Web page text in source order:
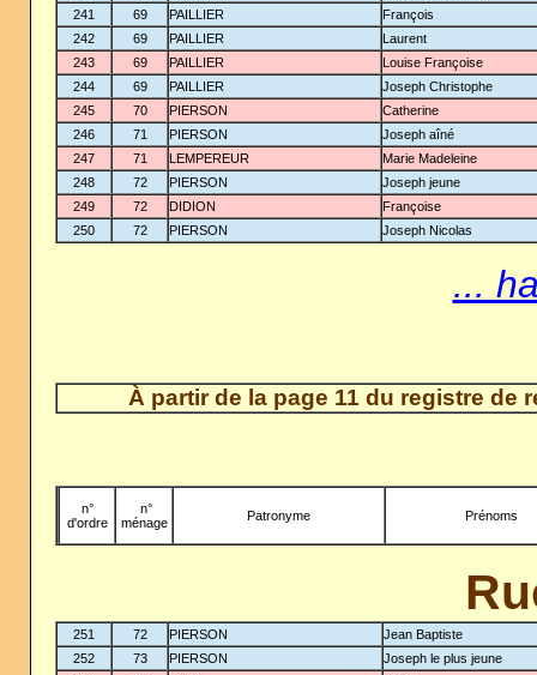
241
69 PAILLIER
François
242
69 PAILLIER
Laurent
243
69 PAILLIER
Louise Françoise
244
69 PAILLIER
Joseph Christophe
245
70 PIERSON
Catherine
246
71 PIERSON
Joseph aîné
247
71 LEMPEREUR
Marie Madeleine
248
72 PIERSON
Joseph jeune
249
72 DIDION
Françoise
250
72 PIERSON Joseph Nicolas
...
À partir de la page 11 du registre de
n°
d'ordre
-n°
ménage
Patronyme Prénoms
251 72 PIERSON
Jean Baptiste
252
73 PIERSON
Joseph le plus jeune